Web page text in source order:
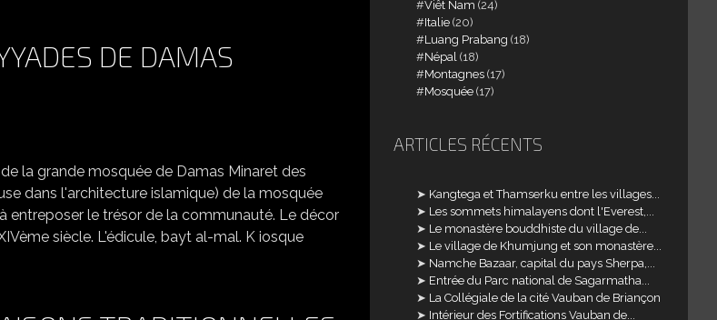
DE DAMAS
la grande mosquée de Damas Minaret des
dans l'architecture islamique) de la mosquée
entreposer le trésor de la communauté. Le décor
siècle. L'édicule, bayt al-mal. K iosque
Viêt Nam (24)
Italie (20)
Luang Prabang (18)
Népal (18)
Montagnes (17)
Mosquée (17)
ARTICLES RÉCENTS
Kangtega et Thamserku entre les villages...
Les sommets himalayens dont l'Everest,...
Le monastère bouddhiste du village de...
Le village de Khumjung et son monastère...
Namche Bazaar, capital du pays Sherpa,...
Entrée du Parc national de Sagarmatha...
La Collégiale de la cité Vauban de Briançon
Intérieur des Fortifications Vauban de...